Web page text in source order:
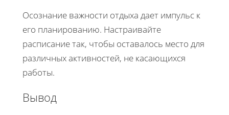
Осознание важности отдыха дает импульс к
его планированию. Настраивайте
расписание так, чтобы оставалось место для
различных активностей, не касающихся
работы.
Вывод